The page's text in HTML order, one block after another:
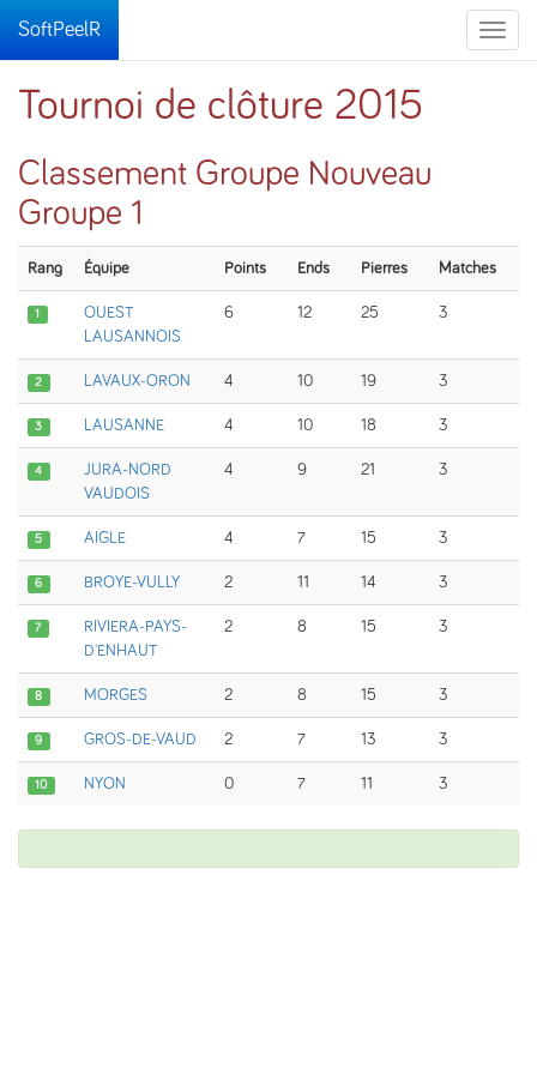
Toggle
SoftPeelR
Tournoi de clôture 2015
Classement Groupe Nouveau
Groupe 1
Rang Équipe Points Ends Pierres Matches
1
OUEST
LAUSANNOIS
6 12 25 3
2 LAVAUX-ORON 4 10 19 3
3 LAUSANNE 4 10 18 3
4
JURA-NORD
VAUDOIS
4 9 21 3
5 AIGLE 4 7 15 3
6 BROYE-VULLY 2 11 14 3
7
RIVIERA-PAYS-
D'ENHAUT
2 8 15 3
8 MORGES 2 8 15 3
9 GROS-DE-VAUD 2 7 13 3
10 NYON 0 7 11 3